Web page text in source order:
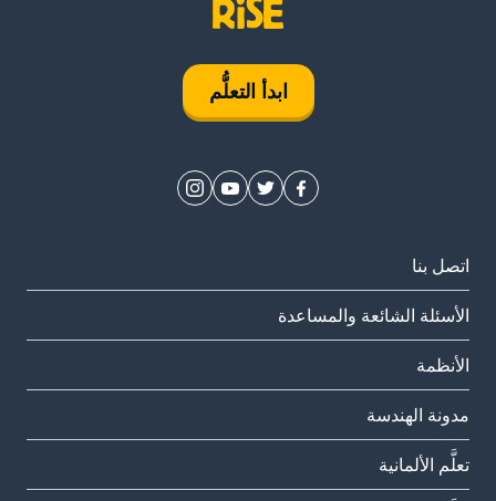
ابدأ التعلُّم
اتصل بنا
الأسئلة الشائعة والمساعدة
الأنظمة
مدونة الهندسة
تعلَّم الألمانية